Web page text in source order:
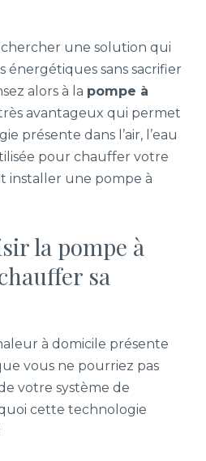
une solution qui
énergétiques sans sacrifier
alors à la pompe à
avantageux qui permet
présente dans l’air, l’eau
pour chauffer votre
installer une pompe à
la pompe à
sa
à domicile présente
vous ne pourriez pas
votre système de
cette technologie